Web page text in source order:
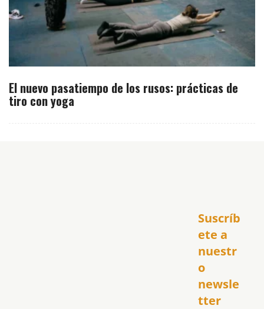
El nuevo pasatiempo de los rusos: prácticas de
tiro con yoga
Suscríb
ete a
nuestr
o
newsle
tter